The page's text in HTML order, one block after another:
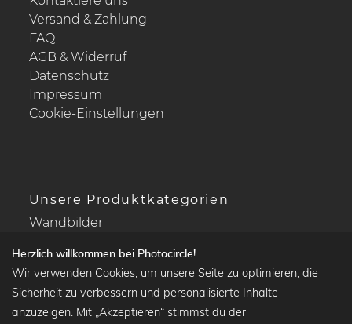
Versand & Zahlung
FAQ
AGB & Widerruf
Datenschutz
Impressum
Cookie-Einstellungen
Unsere Produktkategorien
Wandbilder
Kalender
Herzlich willkommen bei Photocircle!
Wir verwenden Cookies, um unsere Seite zu optimieren, die
Sicherheit zu verbessern und personalisierte Inhalte
anzuzeigen. Mit „Akzeptieren“ stimmst du der